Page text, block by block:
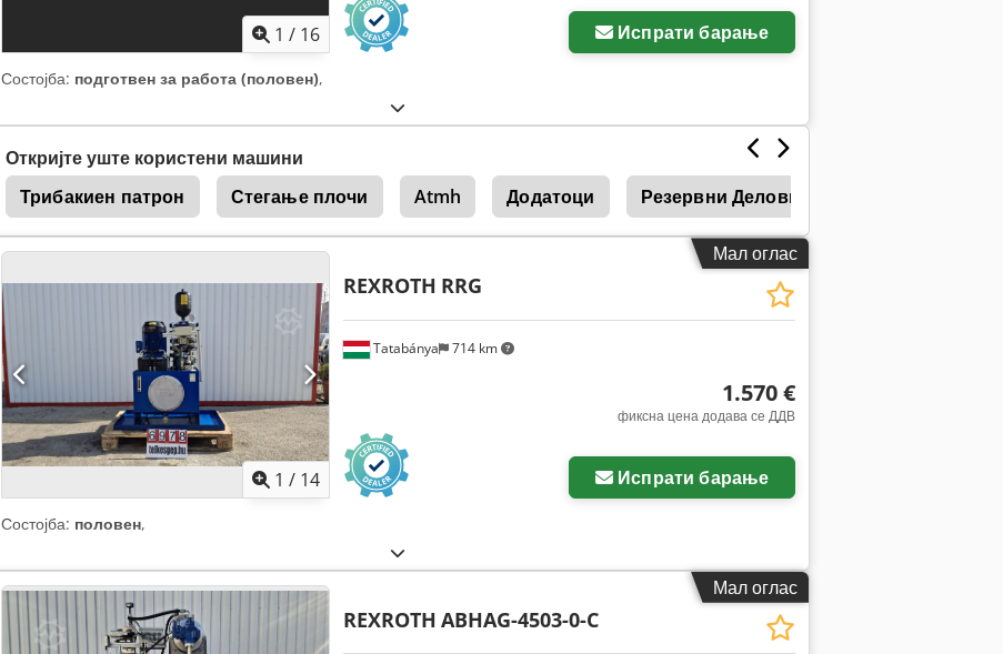
1 / 16 Испрати барање
Состојба: подготвен за работа (половен),
Откријте уште користени машини
Трибакиен патрон
Стегање плочи Atmh Додатоци Резервни Делови
Мал оглас
1 / 14
Tatabánya 714 km
REXROTH RRG
1.570 €
фиксна цена додава се ДДВ
Испрати барање
Состојба: половен,
Мал оглас
REXROTH ABHAG-4503-0-C